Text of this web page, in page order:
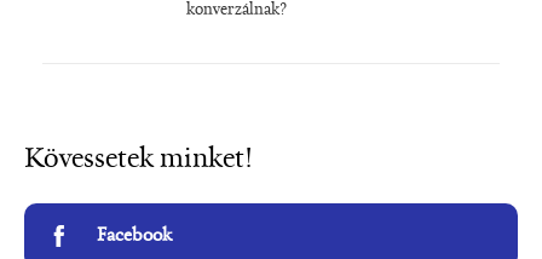
konverzálnak?
Kövessetek minket!
Facebook